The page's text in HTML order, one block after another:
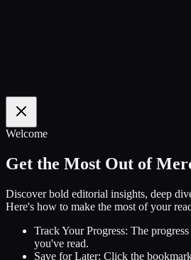
100 %
Welcome
Get the Most Out of
Discover bold editorial insights, deep
Here's how to make the most of your
Track Your Progress: The
you've read.
Save for Later: Click the